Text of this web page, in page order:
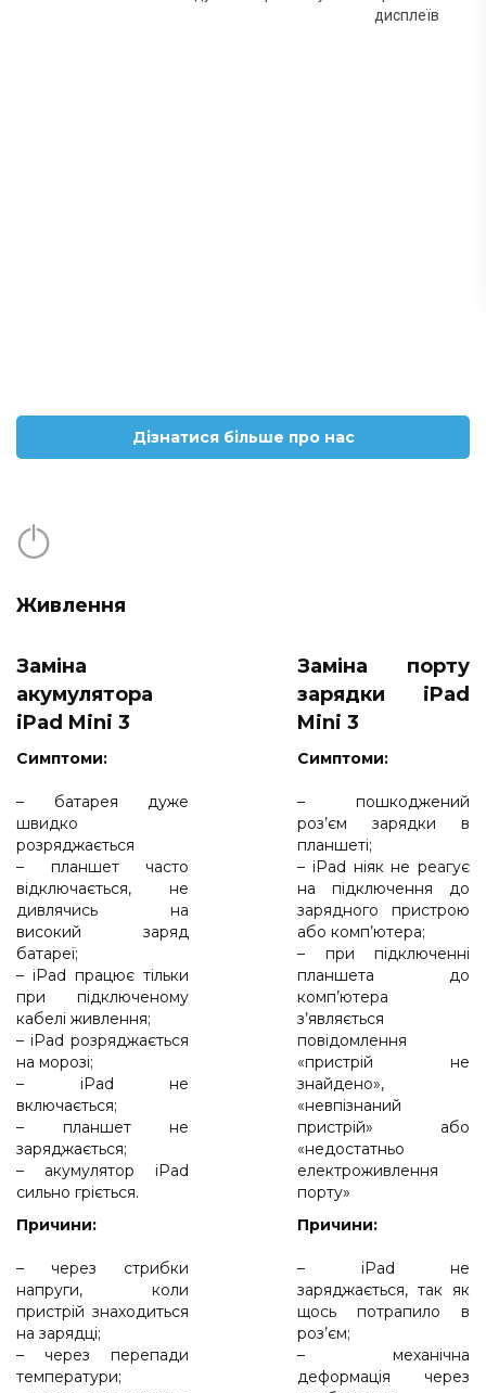
дисплеїв
Дізнатися більше про нас
Живлення
Заміна
акумулятора
iPad Mini 3
Cимптоми:
– батарея дуже
швидко
розряджається
– планшет часто
відключається, не
дивлячись на
високий заряд
батареї;
– iPad працює тільки
при підключеному
кабелі живлення;
– iPad розряджається
на морозі;
– iPad не
включається;
– планшет не
заряджається;
– акумулятор iPad
сильно гріється.
Причини:
– через стрибки
напруги, коли
пристрій знаходиться
на зарядці;
– через перепади
температури;
Заміна порту
зарядки iPad
Mini 3
Cимптоми:
– пошкоджений
роз’єм зарядки в
планшеті;
– iPad ніяк не реагує
на підключення до
зарядного пристрою
або комп’ютера;
– при підключенні
планшета до
комп’ютера
з’являється
повідомлення
«пристрій не
знайдено»,
«невпізнаний
пристрій» або
«недостатньо
електроживлення
порту»
Причини:
– iPad не
заряджається, так як
щось потрапило в
роз’єм;
– механічна
деформація через